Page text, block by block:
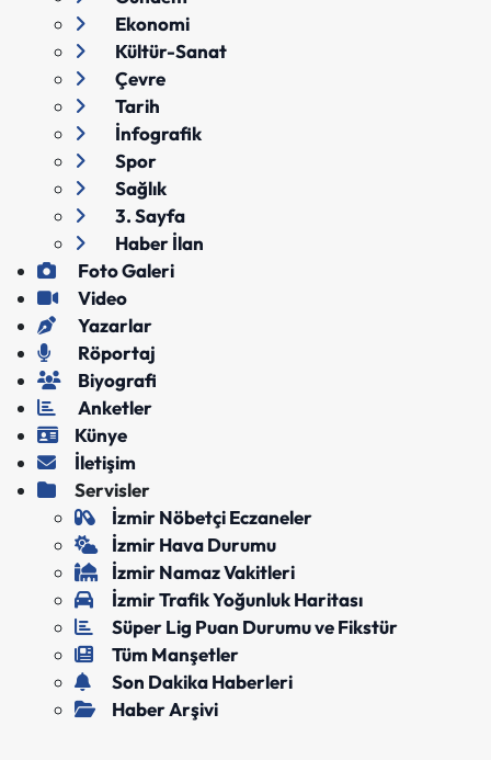
Ekonomi
Kültür-Sanat
Çevre
Tarih
İnfografik
Spor
Sağlık
3. Sayfa
Haber İlan
Foto Galeri
Video
Yazarlar
Röportaj
Biyografi
Anketler
Künye
İletişim
Servisler
İzmir Nöbetçi Eczaneler
İzmir Hava Durumu
İzmir Namaz Vakitleri
İzmir Trafik Yoğunluk Haritası
Süper Lig Puan Durumu ve Fikstür
Tüm Manşetler
Son Dakika Haberleri
Haber Arşivi